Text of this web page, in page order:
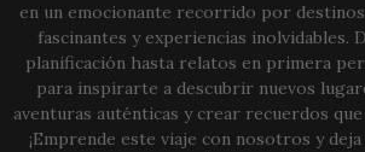
en un emocionante recorrido por
fascinantes y experiencias inolvidables.
planificación hasta relatos en primera
para inspirarte a descubrir nuevos
aventuras auténticas y crear recuerdos
¡Emprende este viaje con nosotros y